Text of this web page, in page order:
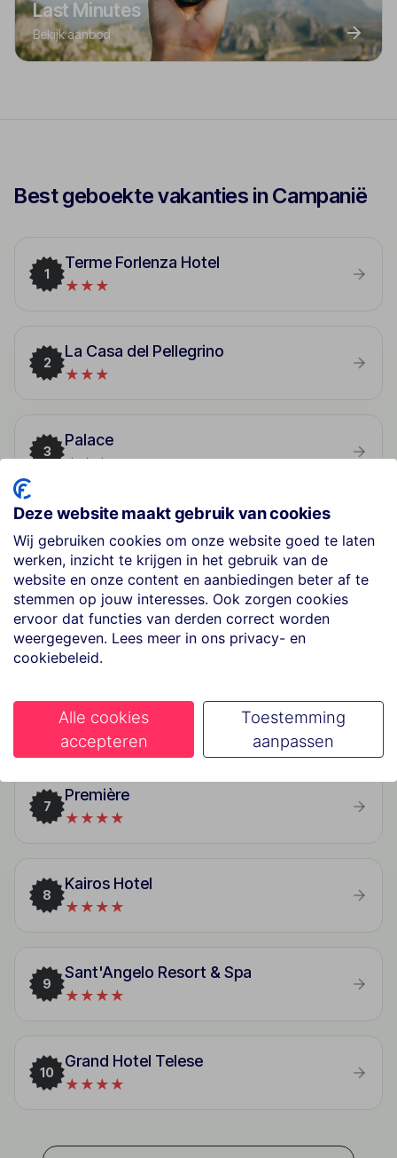
Last Minutes
Bekijk aanbod
Best geboekte vakanties in Campanië
1
Terme Forlenza Hotel
★★★
2
La Casa del Pellegrino
★★★
3
Palace
★★★
4
★★★★
5
Ghe Kalè Resort
★★★★
Hotel La Piana
★★★
7
Première
★★★★
8
Kairos Hotel
★★★★
9
Sant'Angelo Resort & Spa
★★★★
10
Grand Hotel Telese
★★★★
Deze website maakt gebruik van cookies
Wij gebruiken cookies om onze website goed te laten
werken, inzicht te krijgen in het gebruik van de
website en onze content en aanbiedingen beter af te
stemmen op jouw interesses. Ook zorgen cookies
ervoor dat functies van derden correct worden
weergegeven. Lees meer in ons privacy- en
cookiebeleid.
Alle cookies
accepteren
Toestemming
aanpassen